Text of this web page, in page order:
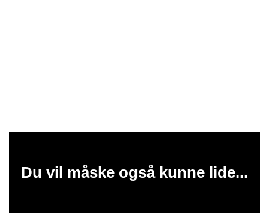
Du vil måske også kunne lide...